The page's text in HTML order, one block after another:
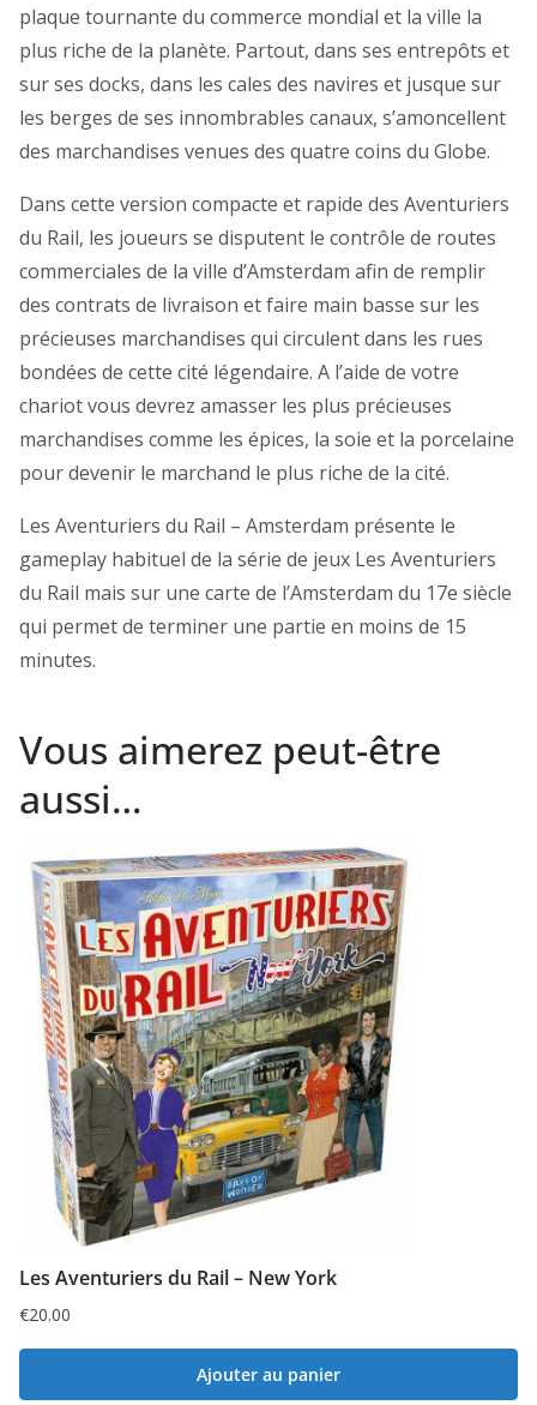
plaque tournante du commerce mondial et la ville la
plus riche de la planète. Partout, dans ses entrepôts et
sur ses docks, dans les cales des navires et jusque sur
les berges de ses innombrables canaux, s’amoncellent
des marchandises venues des quatre coins du Globe.
Dans cette version compacte et rapide des Aventuriers
du Rail, les joueurs se disputent le contrôle de routes
commerciales de la ville d’Amsterdam afin de remplir
des contrats de livraison et faire main basse sur les
précieuses marchandises qui circulent dans les rues
bondées de cette cité légendaire. A l’aide de votre
chariot vous devrez amasser les plus précieuses
marchandises comme les épices, la soie et la porcelaine
pour devenir le marchand le plus riche de la cité.
Les Aventuriers du Rail – Amsterdam présente le
gameplay habituel de la série de jeux Les Aventuriers
du Rail mais sur une carte de l’Amsterdam du 17e siècle
qui permet de terminer une partie en moins de 15
minutes.
Vous aimerez peut-être
aussi…
Les Aventuriers du Rail – New York
€20.00
Ajouter au panier